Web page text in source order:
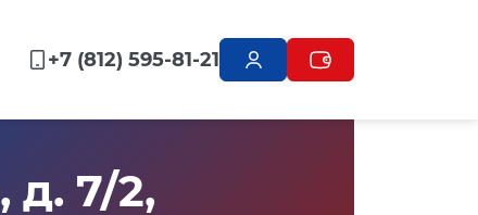
+7 (812) 595-81-21
7/2,